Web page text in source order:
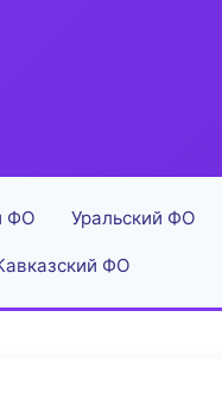
ФО Уральский ФО
ФО